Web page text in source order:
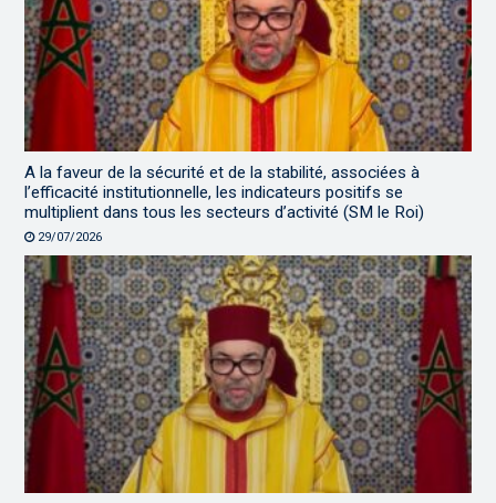
A la faveur de la sécurité et de la stabilité, associées à
l’efficacité institutionnelle, les indicateurs positifs se
multiplient dans tous les secteurs d’activité (SM le Roi)
29/07/2026